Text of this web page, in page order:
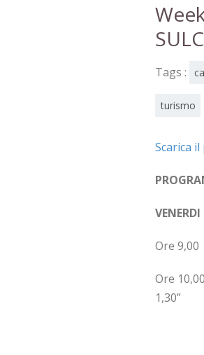
Tags :
turismo
Scarica
VENERDI
Ore
Ore
Orari